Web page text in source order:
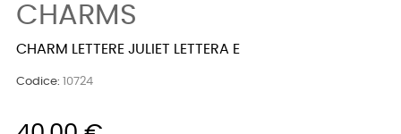
CHARMS
CHARM LETTERE JULIET LETTERA E
Codice: 10724